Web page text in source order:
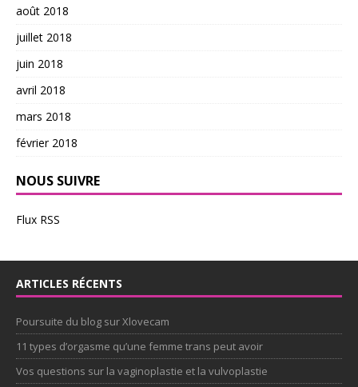
août 2018
juillet 2018
juin 2018
avril 2018
mars 2018
février 2018
NOUS SUIVRE
Flux RSS
ARTICLES RÉCENTS
Poursuite du blog sur Xlovecam
11 types d’orgasme qu’une femme trans peut avoir
Vos questions sur la vaginoplastie et la vulvoplastie